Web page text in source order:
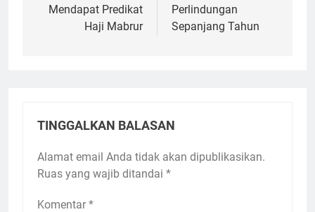
Mendapat Predikat
Haji Mabrur
Perlindungan
Sepanjang Tahun
TINGGALKAN BALASAN
Alamat email Anda tidak akan dipublikasikan.
Ruas yang wajib ditandai *
Komentar *